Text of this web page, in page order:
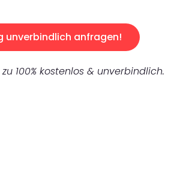
unverbindlich anfragen!
100% kostenlos & unverbindlich.